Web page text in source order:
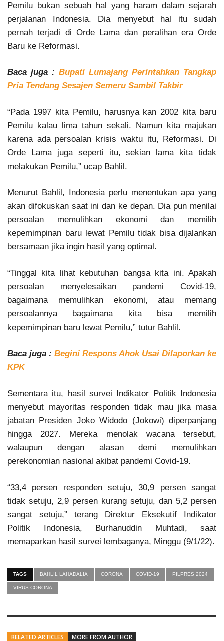
Pemilu bukan sebuah hal yang haram dalam sejarah
perjalanan Indonesia. Dia menyebut hal itu sudah
pernah terjadi di Orde Lama dan peralihan era Orde
Baru ke Reformasi.
Baca juga : Bupati Lumajang Perintahkan Tangkap
Pria Tendang Sesajen Semeru Sambil Takbir
“Pada 1997 kita Pemilu, harusnya kan 2002 kita baru
Pemilu kalau lima tahun sekali. Namun kita majukan
karena ada persoalan krisis waktu itu, Reformasi. Di
Orde Lama juga seperti itu, sekian lama kita tidak
melakukan Pemilu,” ucap Bahlil.
Menurut Bahlil, Indonesia perlu menentukan apa yang
akan difokuskan saat ini dan ke depan. Dia pun menilai
persoalan memulihkan ekonomi dan memilih
kepemimpinan baru lewat Pemilu tidak bisa dijalankan
bersamaan jika ingin hasil yang optimal.
“Tinggal kita lihat kebutuhan bangsa kita ini. Apakah
persoalan menyelesaikan pandemi Covid-19,
bagaimana memulihkan ekonomi, atau memang
persoalannya bagaimana kita bisa memilih
kepemimpinan baru lewat Pemilu,” tutur Bahlil.
Baca juga : Begini Respons Ahok Usai Dilaporkan ke
KPK
Sementara itu, hasil survei Indikator Politik Indonesia
menyebut mayoritas responden tidak mau jika masa
jabatan Presiden Joko Widodo (Jokowi) diperpanjang
hingga 2027. Mereka menolak wacana tersebut,
walaupun dengan alasan demi memulihkan
perekonomian nasional akibat pandemi Covid-19.
“33,4 persen responden setuju, 30,9 persen sangat
tidak setuju, 2,9 persen kurang setuju, dan 5,2 persen
sangat setuju,” terang Direktur Eksekutif Indikator
Politik Indonesia, Burhanuddin Muhtadi, saat
memaparkan hasil survei lembaganya, Minggu (9/1/22).
TAGS BAHLIL LAHADALIA CORONA COVID-19 PILPRES 2024
VIRUS CORONA
RELATED ARTICLES MORE FROM AUTHOR